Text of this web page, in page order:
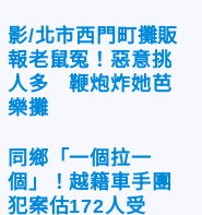
影/北市西門町攤販
報老鼠冤！惡意挑
人多 鞭炮炸她芭
樂攤
同鄉「一個拉一
個」！越籍車手團
犯案估172人受